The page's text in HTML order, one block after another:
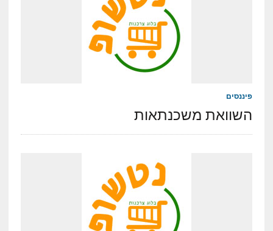
פיננסים
השוואת משכנתאות